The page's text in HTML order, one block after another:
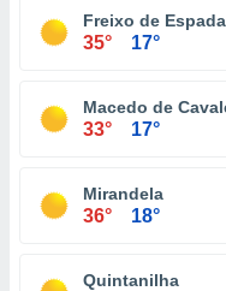
Freixo de Espada
35° 17°
Macedo de
33° 17°
Mirandela
36° 18°
Quintanilha